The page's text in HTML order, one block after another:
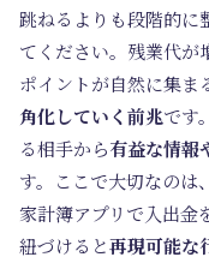
跳ねるよりも段階的に
てください。残業代が
ポイントが自然に集ま
角化していく前兆です
る相手から有益な情報
す。ここで大切なのは
家計簿アプリで入出金
紐づけると再現可能な